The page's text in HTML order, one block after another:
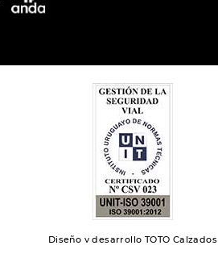
Diseño y desarrollo TOTO Calzados